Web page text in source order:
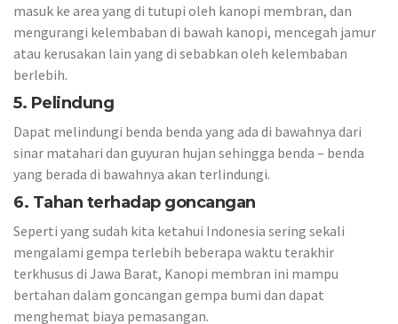
masuk ke area yang di tutupi oleh kanopi membran, dan
mengurangi kelembaban di bawah kanopi, mencegah jamur
atau kerusakan lain yang di sebabkan oleh kelembaban
berlebih.
5. Pelindung
Dapat melindungi benda benda yang ada di bawahnya dari
sinar matahari dan guyuran hujan sehingga benda – benda
yang berada di bawahnya akan terlindungi.
6. Tahan terhadap goncangan
Seperti yang sudah kita ketahui Indonesia sering sekali
mengalami gempa terlebih beberapa waktu terakhir
terkhusus di Jawa Barat, Kanopi membran ini mampu
bertahan dalam goncangan gempa bumi dan dapat
menghemat biaya pemasangan.